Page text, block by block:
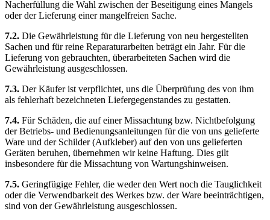
Nacherfüllung die Wahl zwischen der Beseitigung eines Mangels
oder der Lieferung einer mangelfreien Sache.
7.2. Die Gewährleistung für die Lieferung von neu hergestellten
Sachen und für reine Reparaturarbeiten beträgt ein Jahr. Für die
Lieferung von gebrauchten, überarbeiteten Sachen wird die
Gewährleistung ausgeschlossen.
7.3. Der Käufer ist verpflichtet, uns die Überprüfung des von ihm
als fehlerhaft bezeichneten Liefergegenstandes zu gestatten.
7.4. Für Schäden, die auf einer Missachtung bzw. Nichtbefolgung
der Betriebs- und Bedienungsanleitungen für die von uns gelieferte
Ware und der Schilder (Aufkleber) auf den von uns gelieferten
Geräten beruhen, übernehmen wir keine Haftung. Dies gilt
insbesondere für die Missachtung von Wartungshinweisen.
7.5. Geringfügige Fehler, die weder den Wert noch die Tauglichkeit
oder die Verwendbarkeit des Werkes bzw. der Ware beeinträchtigen,
sind von der Gewährleistung ausgeschlossen.